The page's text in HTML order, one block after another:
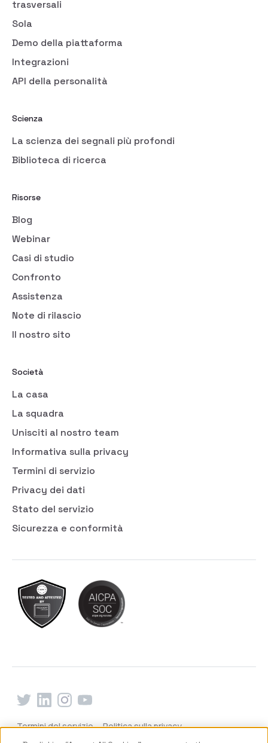
trasversali
Sola
Demo della piattaforma
Integrazioni
API della personalità
Scienza
La scienza dei segnali più profondi
Biblioteca di ricerca
Risorse
Blog
Webinar
Casi di studio
Confronto
Assistenza
Note di rilascio
Il nostro sito
Società
La casa
La squadra
Unisciti al nostro team
Informativa sulla privacy
Termini di servizio
Privacy dei dati
Stato del servizio
Sicurezza e conformità
Termini del servizio
Politica sulla privacy